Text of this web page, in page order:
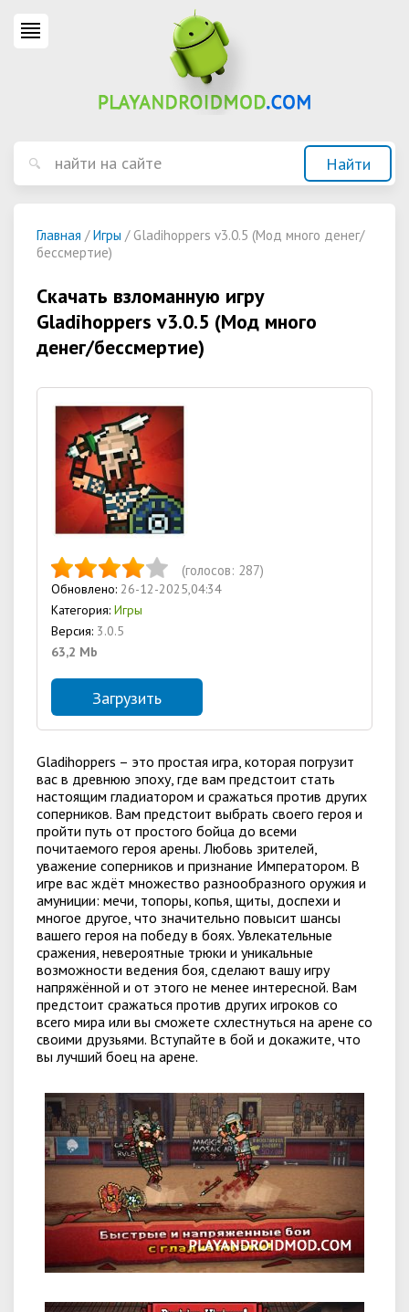
Главная /Игры / Gladihoppers v3.0.5 (Мод много денег/
бессмертие)
Скачать взломанную игру
Gladihoppers v3.0.5 (Мод много
денег/бессмертие)
(голосов: 287)
Обновлено: 26-12-2025,04:34
Категория: Игры
Версия: 3.0.5
63,2 Mb
Загрузить
Gladihoppers – это простая игра, которая погрузит
вас в древнюю эпоху, где вам предстоит стать
настоящим гладиатором и сражаться против других
соперников. Вам предстоит выбрать своего героя и
пройти путь от простого бойца до всеми
почитаемого героя арены. Любовь зрителей,
уважение соперников и признание Императором. В
игре вас ждёт множество разнообразного оружия и
амуниции: мечи, топоры, копья, щиты, доспехи и
многое другое, что значительно повысит шансы
вашего героя на победу в боях. Увлекательные
сражения, невероятные трюки и уникальные
возможности ведения боя, сделают вашу игру
напряжённой и от этого не менее интересной. Вам
предстоит сражаться против других игроков со
всего мира или вы сможете схлестнуться на арене со
своими друзьями. Вступайте в бой и докажите, что
вы лучший боец на арене.